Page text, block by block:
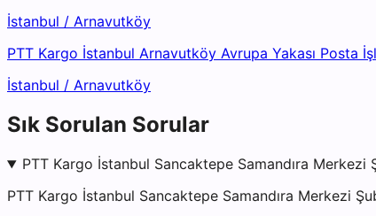
İstanbul / Arnavutköy
PTT Kargo İstanbul Arnavutköy Avrupa Yakası Posta
İstanbul / Arnavutköy
Sık Sorulan Sorular
PTT Kargo İstanbul Sancaktepe Samandıra Merkezi
PTT Kargo İstanbul Sancaktepe Samandıra Merkezi